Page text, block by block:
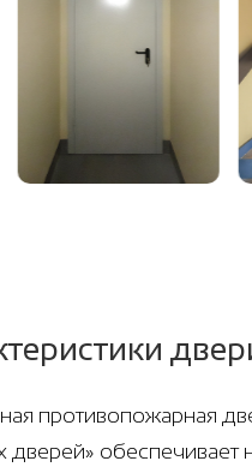
противопожарная
дверей»